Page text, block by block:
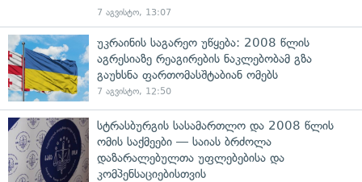
7 აგვისტო, 13:07
უკრაინის საგარეო უწყება: 2008 წლის
აგრესიაზე რეაგირების ნაკლებობამ გზა
გაუხსნა ფართომასშტაბიან ომებს
7 აგვისტო, 12:50
სტრასბურგის სასამართლო და 2008 წლის
ომის საქმეები — საიას ბრძოლა
დაზარალებულთა უფლებებისა და
კომპენსაციებისთვის